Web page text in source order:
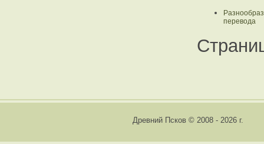
перевода
Древний Псков © 2008 - 2026 г.